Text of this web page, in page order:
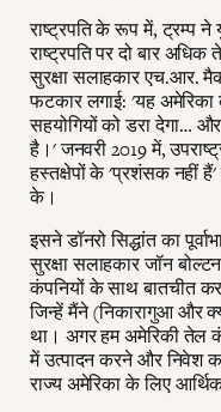
राष्ट्रपति के रूप में, ट्रम्प ने
राष्ट्रपति पर दो बार अधिक
सुरक्षा सलाहकार एच.आर.
फटकार लगाई: 'यह अमेरिका
सहयोगियों को डरा देगा…
है।' जनवरी 2019 में,
हस्तक्षेपों के 'प्रशंसक नहीं हैं'
के।
इसने डॉनरो सिद्धांत का
सुरक्षा सलाहकार जॉन
कंपनियों के साथ बातचीत
जिन्हें मैंने (निकारागुआ और
था। अगर हम अमेरिकी तेल
में उत्पादन करने और निवेश
राज्य अमेरिका के लिए